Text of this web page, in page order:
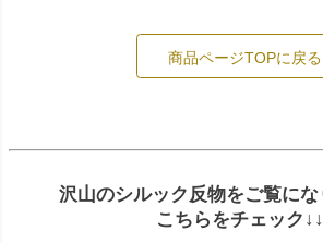
商品ページTOPに戻る
沢山のシルック反物をご覧にな
こちらをチェック